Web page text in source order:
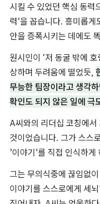
시킬 수 있었던 핵심 동력
력'을 꼽습니다. 흥미롭게
안을 증폭시키는 데에도
원시인이 ‘저 동굴 밖에
상하며 두려움에 떨었듯,
무능한 팀장이라고 생각
확인도 되지 않은 일에 극
A씨와의 리더십 코칭에서
것이었습니다. 그가 스스
'이야기'를 직접 인식하게
그는 무의식중에 끊임없
이야기를 스스로에게 세